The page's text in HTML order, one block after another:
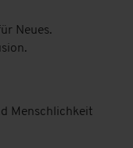
Neues.
Menschlichkeit